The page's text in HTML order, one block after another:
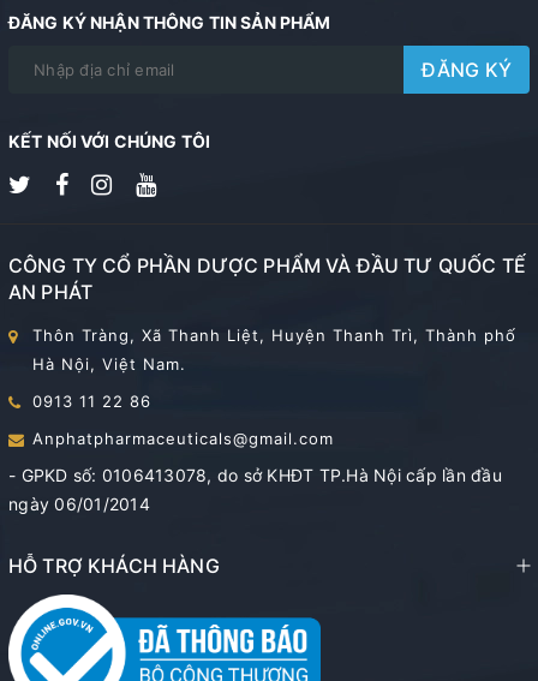
ĐĂNG KÝ NHẬN THÔNG TIN SẢN PHẨM
ĐĂNG KÝ
KẾT NỐI VỚI CHÚNG TÔI
CÔNG TY CỔ PHẦN DƯỢC PHẨM VÀ ĐẦU TƯ QUỐC TẾ
AN PHÁT
Thôn Tràng, Xã Thanh Liệt, Huyện Thanh Trì, Thành phố
Hà Nội, Việt Nam.
0913 11 22 86
Anphatpharmaceuticals@gmail.com
- GPKD số: 0106413078, do sở KHĐT TP.Hà Nội cấp lần đầu
ngày 06/01/2014
HỖ TRỢ KHÁCH HÀNG